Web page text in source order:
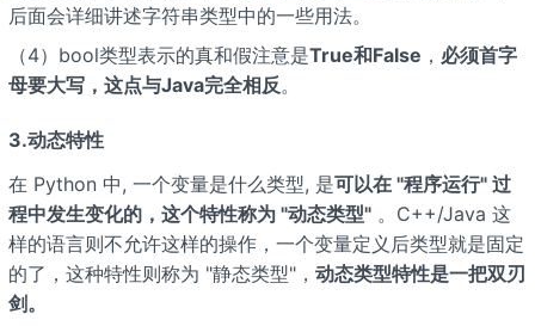
后面会详细讲述字符串类型中的一些用法。
（4）bool类型表示的真和假注意是True和False ， 必须首字
母要大写，这点与Java完全相反。
3.动态特性
在 Python 中, 一个变量是什么类型, 是可以在 "程序运行" 过
程中发生变化的，这个特性称为 "动态类型"。C++/Java 这
样的语言则不允许这样的操作，一个变量定义后类型就是固定
的了，这种特性则称为 "静态类型"， 动态类型特性是一把双刃
剑。